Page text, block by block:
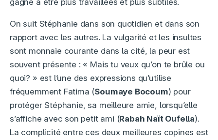
gagné à être plus travaillées et plus subtiles.
On suit Stéphanie dans son quotidien et dans son
rapport avec les autres. La vulgarité et les insultes
sont monnaie courante dans la cité, la peur est
souvent présente : « Mais tu veux qu’on te brûle ou
quoi? » est l’une des expressions qu’utilise
fréquemment Fatima (Soumaye Bocoum) pour
protéger Stéphanie, sa meilleure amie, lorsqu’elle
s’affiche avec son petit ami (Rabah Naït Oufella).
La complicité entre ces deux meilleures copines est